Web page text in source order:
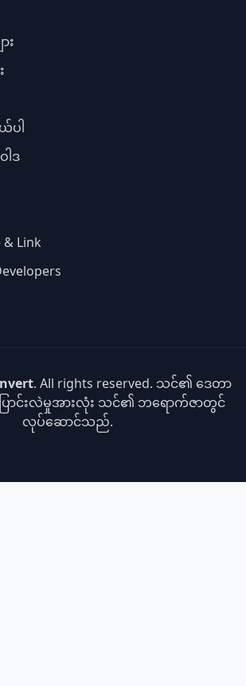
း
ါ
ဒ
& Link
. All rights reserved. သင်၏ ဒေတာ
ောင်းလဲမှုအားလုံး သင်၏ ဘရောက်ဇာတွင်
လုပ်ဆောင်သည်.